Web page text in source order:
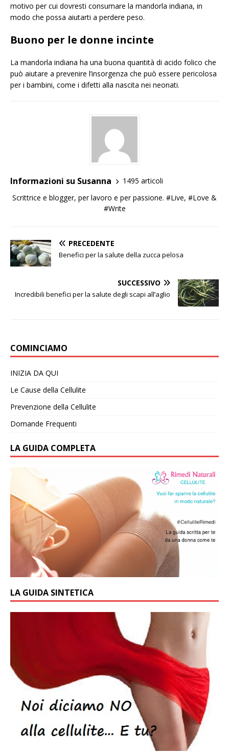
motivo per cui dovresti consumare la mandorla indiana, in
modo che possa aiutarti a perdere peso.
Buono per le donne incinte
La mandorla indiana ha una buona quantità di acido folico che
può aiutare a prevenire l’insorgenza che può essere pericolosa
per i bambini, come i difetti alla nascita nei neonati.
Informazioni su Susanna
1495 articoli
Scrittrice e blogger, per lavoro e per passione. #Live, #Love &
#Write
PRECEDENTE
Benefici per la salute della zucca pelosa
SUCCESSIVO
Incredibili benefici per la salute degli scapi all’aglio
COMINCIAMO
INIZIA DA QUI
Le Cause della Cellulite
Prevenzione della Cellulite
Domande Frequenti
LA GUIDA COMPLETA
LA GUIDA SINTETICA